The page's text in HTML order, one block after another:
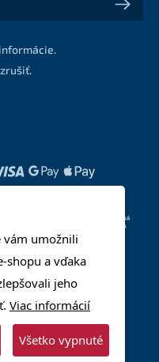
vám umožnili
shopu a vďaka
jeho
Viac informácií
Všetko vypnuté